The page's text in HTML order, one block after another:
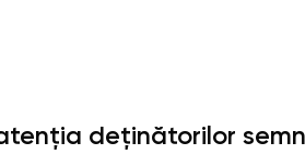
deținătorilor